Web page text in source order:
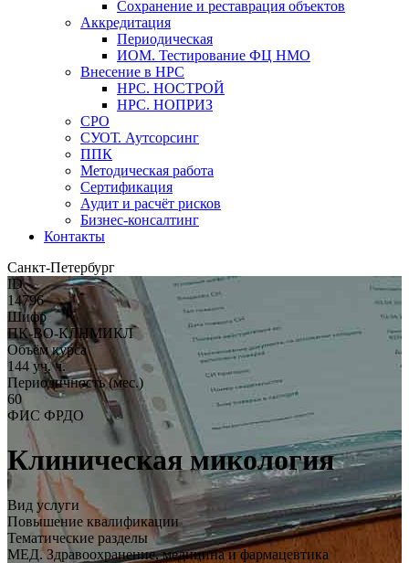
Сохранение и реставрация объектов
Аккредитация
Периодическая
ИОМ. Тестирование ФЦ НМО
Внесение в НРС
НРС. НОСТРОЙ
НРС. НОПРИЗ
СРО
СУОТ. Аутсорсинг
ППК
Методическая работа
Сертификация
Аудит и расчёт рисков
Бизнес-консалтинг
Контакты
Санкт-Петербург
ID
14796
Шифр
ПК-ВО-КЛНМИКЛ
Объём курса
144 уч. ч.
Периодичность (мес.)
60
ФИС ФРДО
Клиническая микология
Вид услуги
Повышение квалификации
Тематические разделы
МЕД. Здравоохранение, медицина и фармацевтика